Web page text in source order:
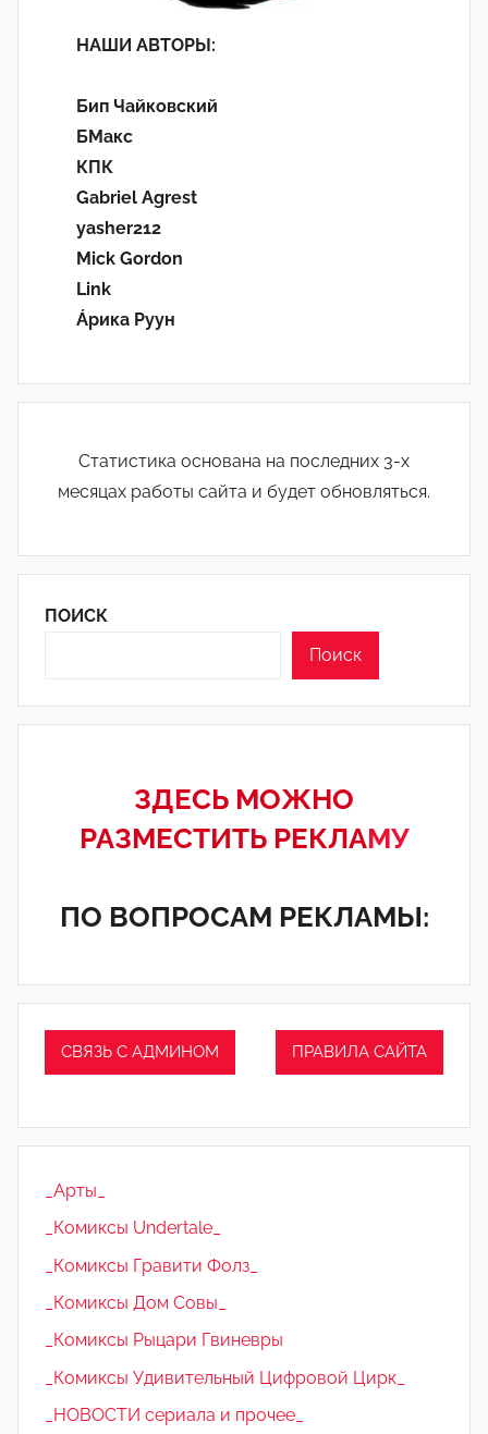
НАШИ АВТОРЫ:
Бип Чайковский
БМакс
КПК
Gabriel Agrest
yasher212
Mick Gordon
Link
Áрика Руун
Статистика основана на последних 3-х
месяцах работы сайта и будет обновляться.
ПОИСК
Поиск
ЗДЕСЬ МОЖНО
РАЗМЕСТИТЬ РЕКЛАМУ
ПО ВОПРОСАМ РЕКЛАМЫ:
СВЯЗЬ С АДМИНОМ ПРАВИЛА САЙТА
_Арты_
_Комиксы Undertale_
_Комиксы Гравити Фолз_
_Комиксы Дом Совы_
_Комиксы Рыцари Гвиневры
_Комиксы Удивительный Цифровой Цирк_
_НОВОСТИ сериала и прочее_